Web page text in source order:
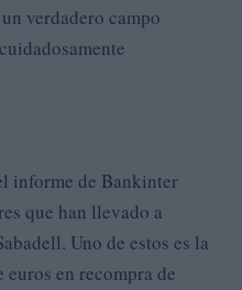
verdadero campo
informe de Bankinter
que han llevado a
Uno de estos es la
en recompra de